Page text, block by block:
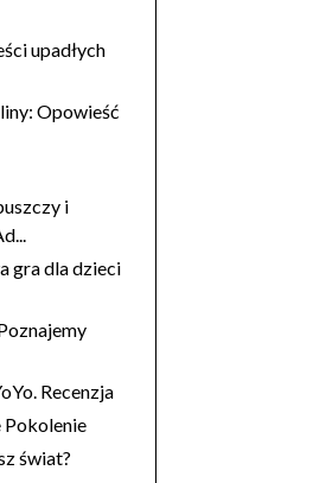
upadłych
Opowieść
i
gra dla dzieci
Recenzja
świat?